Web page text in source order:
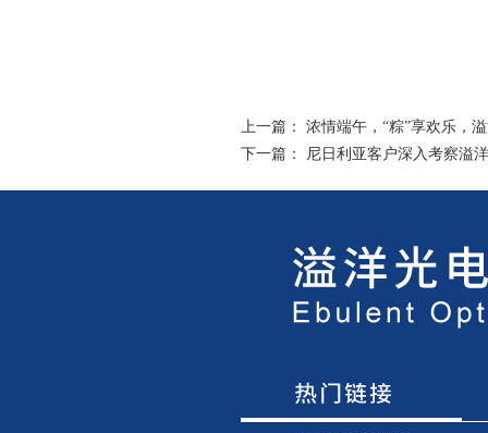
上一篇： 浓情端午，“粽”享欢乐，
下一篇： 尼日利亚客户深入考察溢